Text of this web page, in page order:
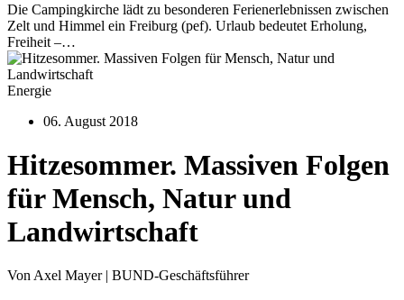
Die Campingkirche lädt zu besonderen Ferienerlebnissen zwischen
Zelt und Himmel ein Freiburg (pef). Urlaub bedeutet Erholung,
Freiheit –…
Energie
06. August 2018
Hitzesommer. Massiven Folgen
für Mensch, Natur und
Landwirtschaft
Von Axel Mayer | BUND-Geschäftsführer